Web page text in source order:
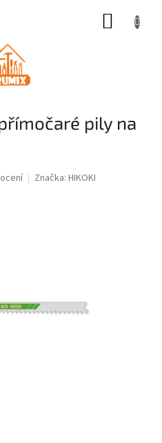
pily na
Značka: HIKOKI